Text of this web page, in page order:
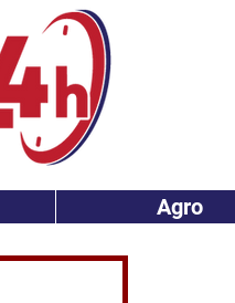
Agro